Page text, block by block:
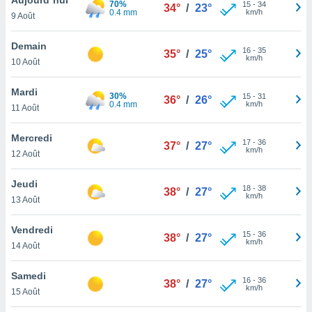
et
»,
au
vous
qu'ils
ou
le
ainsi
un
la
du
9 Août
70%
0.4 mm
34° / 23° 15- 34
km/h
Demain
10 Août
35° / 25° 16- 35
km/h
Mardi
11 Août
30%
0.4 mm
36° / 26° 15- 31
km/h
Mercredi
12 Août
37° / 27° 17- 36
km/h
Jeudi
13 Août
38° / 27° 18- 38
km/h
Vendredi
14 Août
38° / 27° 15- 36
km/h
Samedi
15 Août
38° / 27° 16- 36
km/h